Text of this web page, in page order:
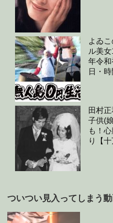
よゐ
ル美
年令
日・時
田村
子供(
も！
り【
ついつい見入ってしまう